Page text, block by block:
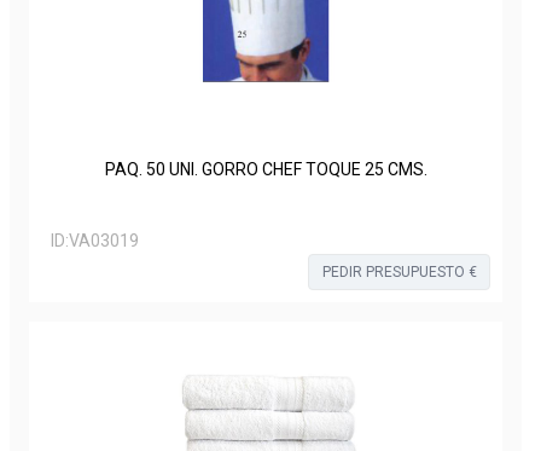
PAQ. 50 UNI. GORRO CHEF TOQUE 25 CMS.
ID:VA03019
PEDIR PRESUPUESTO €